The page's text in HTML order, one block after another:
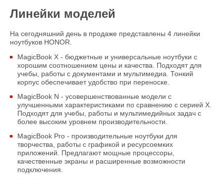
Линейки моделей
На сегодняшний день в продаже представлены 4 линейки
ноутбуков HONOR.
MagicBook X - бюджетные и универсальные ноутбуки с
хорошим соотношением цены и качества. Подходят для
учебы, работы с документами и мультимедиа. Тонкий
корпус обеспечивает удобство при переноске.
MagicBook N - усовершенствованные модели с
улучшенными характеристиками по сравнению с серией X.
Подходят для учебы, работы и мультимедийных задач с
более высоким уровнем производительности.
MagicBook Pro - производительные ноутбуки для
творчества, работы с графикой и ресурсоемких
приложений. Предлагают мощные процессоры,
качественные экраны и расширенные возможности
подключения.